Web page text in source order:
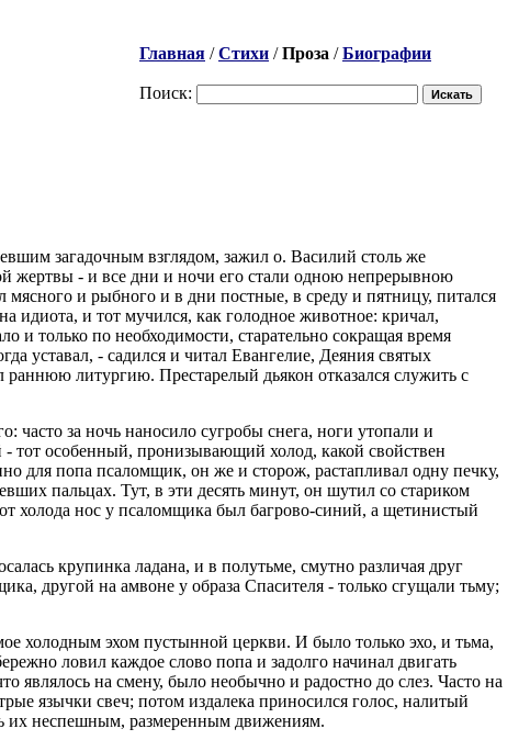
Главная /Стихи /Проза /Биографии
Поиск:
загадочным взглядом, зажил о. Василий столь же
жертвы - и все дни и ночи его стали одною непрерывною
и рыбного и в дни постные, в среду и пятницу, питался
идиота, и тот мучился, как голодное животное: кричал,
и только по необходимости, старательно сокращая время
уставал, - садился и читал Евангелие, Деяния святых
литургию. Престарелый дьякон отказался служить с
часто за ночь наносило сугробы снега, ноги утопали и
- тот особенный, пронизывающий холод, какой свойствен
для попа псаломщик, он же и сторож, растапливал одну печку,
пальцах. Тут, в эти десять минут, он шутил со стариком
холода нос у псаломщика был багрово-синий, а щетинистый
крупинка ладана, и в полутьме, смутно различая друг
другой на амвоне у образа Спасителя - только сгущали тьму;
холодным эхом пустынной церкви. И было только эхо, и тьма,
ловил каждое слово попа и задолго начинал двигать
являлось на смену, было необычно и радостно до слез. Часто на
язычки свеч; потом издалека приносился голос, налитый
их неспешным, размеренным движениям.